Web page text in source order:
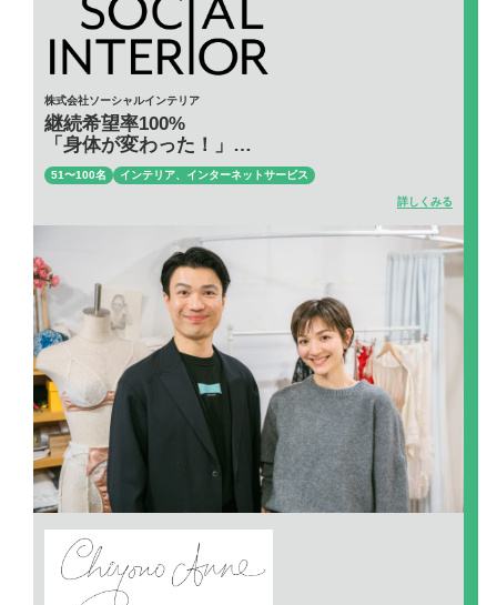
株式会社ソーシャルインテリア
継続希望率100%
「身体が変わった！」
独自メソッドの実感で社内利用も拡大
51〜100名 インテリア、インターネットサービス
詳しくみる